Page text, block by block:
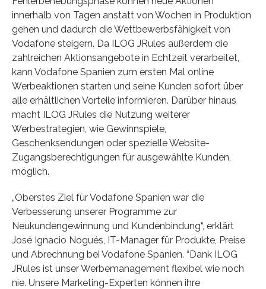
innerhalb von Tagen anstatt von Wochen in Produktion
gehen und dadurch die Wettbewerbsfähigkeit von
Vodafone steigern. Da ILOG JRules außerdem die
zahlreichen Aktionsangebote in Echtzeit verarbeitet,
kann Vodafone Spanien zum ersten Mal online
Werbeaktionen starten und seine Kunden sofort über
alle erhältlichen Vorteile informieren. Darüber hinaus
macht ILOG JRules die Nutzung weiterer
Werbestrategien, wie Gewinnspiele,
Geschenksendungen oder spezielle Website-
Zugangsberechtigungen für ausgewählte Kunden,
möglich.
„Oberstes Ziel für Vodafone Spanien war die
Verbesserung unserer Programme zur
Neukundengewinnung und Kundenbindung“, erklärt
José Ignacio Nogués, IT-Manager für Produkte, Preise
und Abrechnung bei Vodafone Spanien. “Dank ILOG
JRules ist unser Werbemanagement flexibel wie noch
nie. Unsere Marketing-Experten können ihre